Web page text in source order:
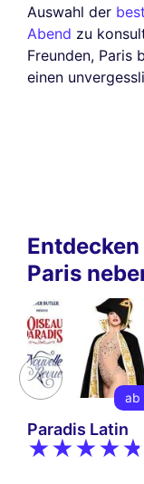
Auswahl der
Abend zu
Freunden, Paris
einen
Paris
ab
Paradis Latin